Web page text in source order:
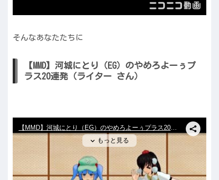
そんなあなたたちに
【MMD】河城にとり（EG）のやめろよーぅプ
ラス20連発（ライター さん）